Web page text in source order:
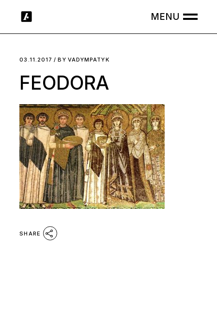
03.11.2017 BY VADYMPATYK
FEODORA
SHARE